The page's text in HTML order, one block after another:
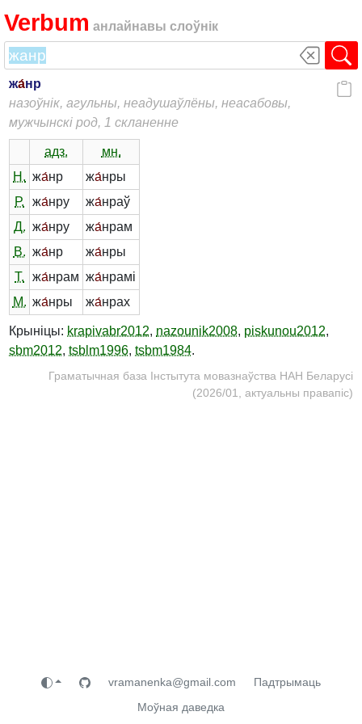
Verbum анлайнавы слоўнік
жа́нр
назоўнік, агульны, неадушаўлёны, неасабовы,
мужчынскі род, 1 скланенне
адз.
мн.
Н. жа́нр жа́нры
Р.
жа́нру жа́нраў
Д. жа́нру жа́нрам
В. жа́нр жа́нры
Т.
жа́нрам жа́нрамі
М. жа́нры жа́нрах
Крыніцы: krapivabr2012, nazounik2008, piskunou2012,
sbm2012, tsblm1996, tsbm1984.
Граматычная база Інстытута мовазнаўства НАН Беларусі
(2026/01, актуальны правапіс)
vramanenka@gmail.com
Падтрымаць
Моўная даведка